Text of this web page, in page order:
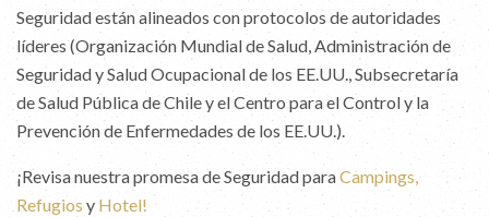
Seguridad están alineados con protocolos de autoridades
líderes (Organización Mundial de Salud, Administración de
Seguridad y Salud Ocupacional de los EE.UU., Subsecretaría
de Salud Pública de Chile y el Centro para el Control y la
Prevención de Enfermedades de los EE.UU.).
¡Revisa nuestra promesa de Seguridad paraCampings,
Refugios y Hotel!